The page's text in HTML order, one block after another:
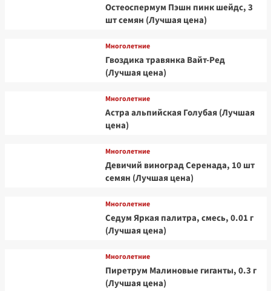
Остеоспермум Пэшн пинк шейдс, 3
шт семян (Лучшая цена)
Многолетние
Гвоздика травянка Вайт-Ред
(Лучшая цена)
Многолетние
Астра альпийская Голубая (Лучшая
цена)
Многолетние
Девичий виноград Серенада, 10 шт
семян (Лучшая цена)
Многолетние
Седум Яркая палитра, смесь, 0.01 г
(Лучшая цена)
Многолетние
Пиретрум Малиновые гиганты, 0.3 г
(Лучшая цена)